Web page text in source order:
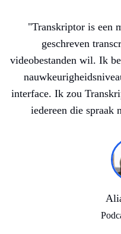
"Transkriptor is een
geschreven
videobestanden wil. Ik
interface. Ik zou
iedereen die spraak